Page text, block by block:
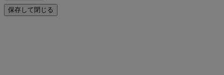
保存して閉じる